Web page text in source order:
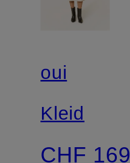
oui
Kleid
CHF 169